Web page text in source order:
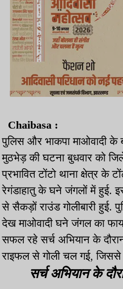
Chaibasa :
पुलिस और भाकपा माओवादी के
मुठभेड़ की घटना बुधवार को
प्रभावित टोंटो थाना क्षेत्र के
रेगंडाहातु के घने जंगलों में हुई.
से सैकड़ों राउंड गोलीबारी हुई.
देख माओवादी घने जंगल का
सफल रहे सर्च अभियान के
राइफल से गोली चल गई, जिससे
सर्च अभियान के